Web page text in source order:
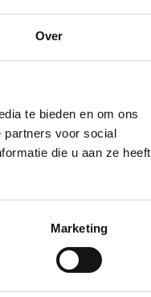
Over
te bieden en om ons
partners voor social
die u aan ze heeft
Marketing